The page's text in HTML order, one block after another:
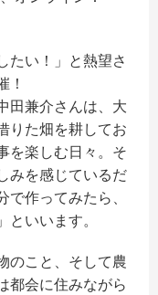
たい！」と熱望さ
！
田兼介さんは、大
りた畑を耕してお
を楽しむ日々。そ
みを感じているだ
作ってみたら、
いいます。
のこと、そして農
都会に住みながら